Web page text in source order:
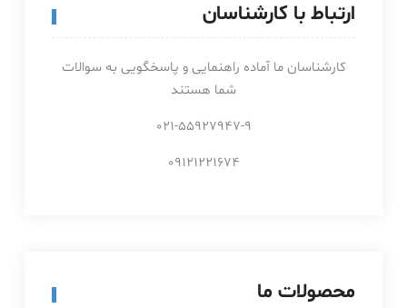
ارتباط با کارشناسان
کارشناسان ما آماده راهنمایی و پاسخگویی به سوالات
شما هستند
021-55927947-9
09121221674
محصولات ما